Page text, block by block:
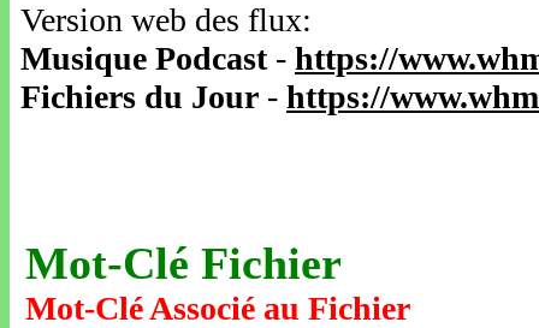
Version web des flux:
Musique Podcast- https://
Fichiers du Jour - https://
Mot-Clé Fichier
Mot-Clé Associé au Fichier